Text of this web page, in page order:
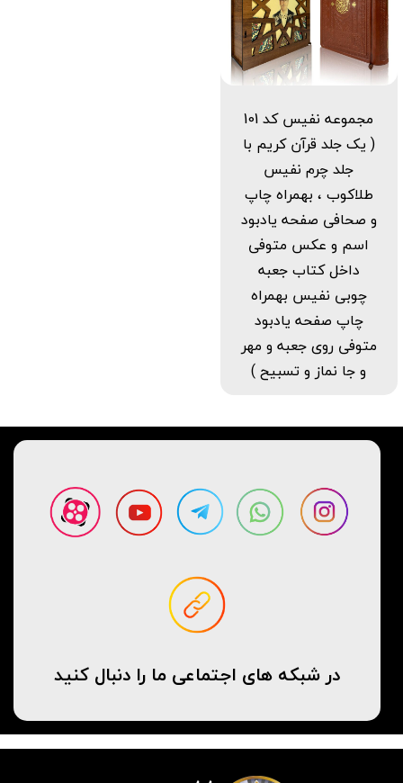
مجموعه نفیس کد 101
( یک جلد قرآن کریم با
جلد چرم نفیس
طلاکوب ، بهمراه چاپ
و صحافی صفحه یادبود
اسم و عکس متوفی
داخل کتاب جعبه
چوبی نفیس بهمراه
چاپ صفحه یادبود
متوفی روی جعبه و مهر
و جا نماز و تسبیح )
در شبکه های اجتماعی ما را دنبال کنید